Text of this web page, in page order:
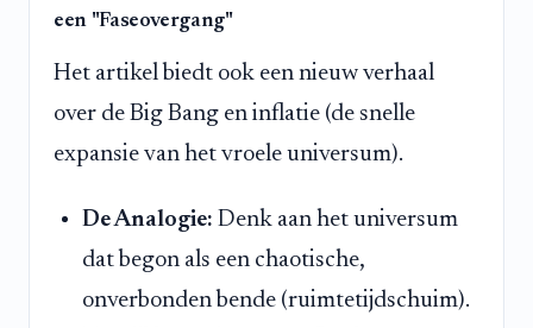
een "Faseovergang"
Het artikel biedt ook een nieuw verhaal
over de Big Bang en inflatie (de snelle
expansie van het vroele universum).
De Analogie: Denk aan het universum
dat begon als een chaotische,
onverbonden bende (ruimtetijdschuim).